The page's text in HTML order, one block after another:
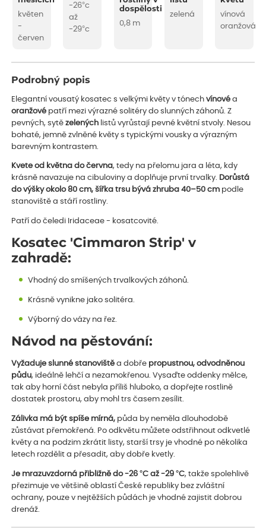
květen
-
červen
-26°c
až
-29°c
dospělosti
0,8 m
zelená
vínová
oranžová
Podrobný popis
Elegantní vousatý kosatec s velkými květy v tónechvínové a
oranžové patří mezi výrazné solitéry do slunných záhonů. Z
pevných, sytězelených listů vyrůstají pevné květní stvoly. Nesou
bohaté, jemně zvlněné květy s typickými vousky a výrazným
barevným kontrastem.
Kvete od května do června, tedy na přelomu jara a léta, kdy
krásně navazuje na cibuloviny a doplňuje první trvalky. Dorůstá
do výšky okolo 80 cm, šířka trsu bývá zhruba 40–50 cm podle
stanoviště a stáří rostliny.
Patří do čeledi Iridaceae - kosatcovité.
Kosatec 'Cimmaron Strip' v
zahradě:
Vhodný do smíšených trvalkových záhonů.
Krásně vynikne jako solitéra.
Výborný do vázy na řez.
Návod na pěstování:
Vyžaduje slunné stanoviště a dobře propustnou, odvodněnou
půdu, ideálně lehčí a nezamokřenou. Vysaďte oddenky mělce,
tak aby horní část nebyla příliš hluboko, a dopřejte rostlině
dostatek prostoru, aby mohl trs časem zesílit.
Zálivka má být spíše mírná, půda by neměla dlouhodobě
zůstávat přemokřená. Po odkvětu můžete odstřihnout odkvetlé
květy a na podzim zkrátit listy, starší trsy je vhodné po několika
letech rozdělit a přesadit, aby dobře kvetly.
Je mrazuvzdorná přibližně do -26 °C až -29 °C, takže spolehlivě
přezimuje ve většině oblastí České republiky bez zvláštní
ochrany, pouze v nejtěžších půdách je vhodné zajistit dobrou
drenáž.